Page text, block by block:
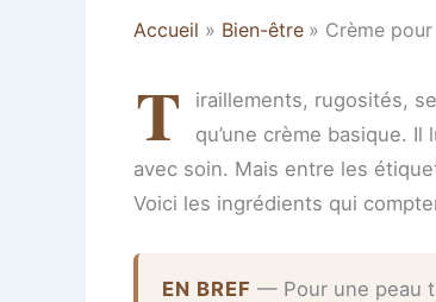
Accueil Bien-être Crème
T
iraillements, rugosités,
qu’une crème basique.
avec soin. Mais entre les
Voici les ingrédients qui
EN BREF — Pour une peau